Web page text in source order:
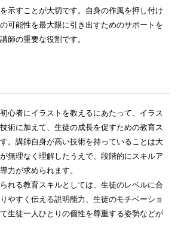
示すことが大切です。自身の作風を押し付け
可能性を最大限に引き出すためのサポートを
師の重要な役割です。
心者にイラストを教えるにあたって、イラス
術に加えて、生徒の成長を促すための教育ス
。講師自身が高い技術を持っていることは大
無理なく理解したうえで、段階的にスキルア
力が求められます。
れる教育スキルとしては、生徒のレベルに合
やすく伝える説明能力、生徒のモチベーショ
生徒一人ひとりの個性を尊重する姿勢などが